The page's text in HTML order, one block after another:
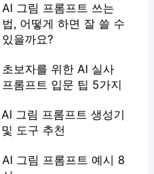
AI 그림 프롬프트 쓰는
법, 어떻게 하면 잘 쓸 수
있을까요?
초보자를 위한 AI 실사
프롬프트 입문 팁 5가지
AI 그림 프롬프트 생성기
및 도구 추천
AI 그림 프롬프트 예시 8